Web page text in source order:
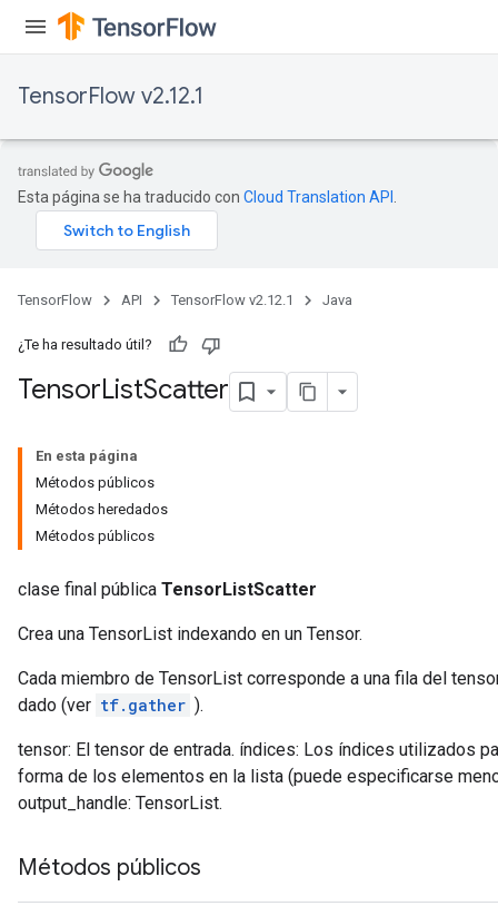
TensorFlow v2.12.1
Esta página se ha traducido con Cloud Translation API
TensorFlow API TensorFlow v2.12.1 Java
¿Te ha resultado útil?
TensorListScatter
En esta página
Métodos públicos
Métodos heredados
Métodos públicos
clase final pública TensorListScatter
Crea una TensorList indexando en un Tensor.
Cada miembro de TensorList corresponde a una fila del
dado (ver tf.gather ).
tensor: El tensor de entrada. índices: Los índices utilizados
forma de los elementos en la lista (puede especificarse
output_handle: TensorList.
Métodos públicos